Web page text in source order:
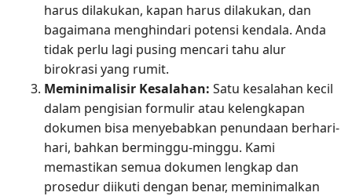
harus dilakukan, kapan harus dilakukan, dan
bagaimana menghindari potensi kendala. Anda
tidak perlu lagi pusing mencari tahu alur
birokrasi yang rumit.
Meminimalisir Kesalahan: Satu kesalahan kecil
dalam pengisian formulir atau kelengkapan
dokumen bisa menyebabkan penundaan berhari-
hari, bahkan berminggu-minggu. Kami
memastikan semua dokumen lengkap dan
prosedur diikuti dengan benar, meminimalkan